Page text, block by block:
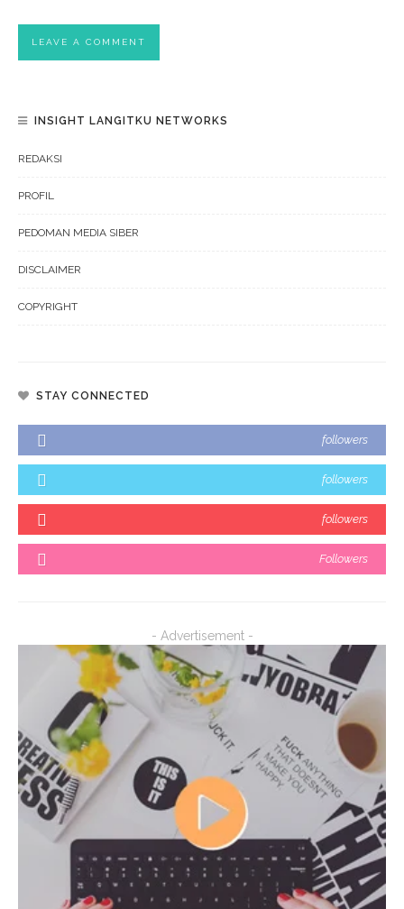
INSIGHT LANGITKU NETWORKS
REDAKSI
PROFIL
PEDOMAN MEDIA SIBER
DISCLAIMER
COPYRIGHT
STAY CONNECTED
followers
followers
followers
Followers
- Advertisement -